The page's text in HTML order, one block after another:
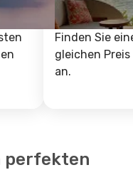
Finden Sie
gleichen
an.
perfekten